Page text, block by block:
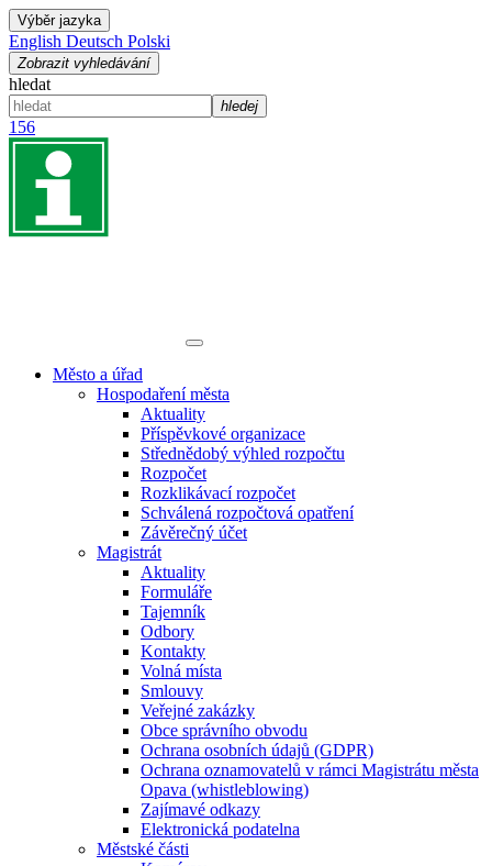
Výběr jazyka
English Deutsch Polski
Zobrazit vyhledávání
hledat
hledej
156
Město a úřad
Hospodaření města
Aktuality
Příspěvkové organizace
Střednědobý výhled rozpočtu
Rozpočet
Rozklikávací rozpočet
Schválená rozpočtová opatření
Závěrečný účet
Magistrát
Aktuality
Formuláře
Tajemník
Odbory
Kontakty
Volná místa
Smlouvy
Veřejné zakázky
Obce správního obvodu
Ochrana osobních údajů (GDPR)
Ochrana oznamovatelů v rámci Magistrátu města
Opava (whistleblowing)
Zajímavé odkazy
Elektronická podatelna
Městské části